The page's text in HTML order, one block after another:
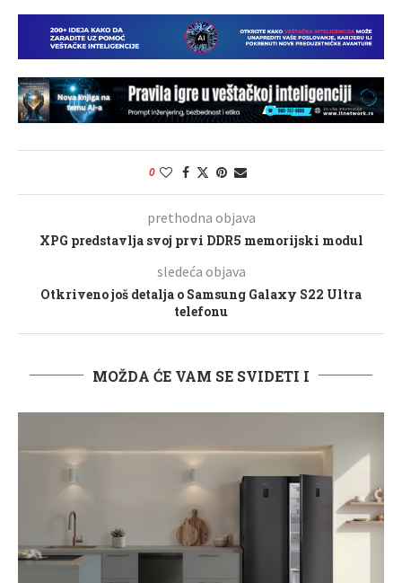
0
prethodna objava
XPG predstavlja svoj prvi DDR5 memorijski modul
sledeća objava
Otkriveno još detalja o Samsung Galaxy S22 Ultra
telefonu
MOŽDA ĆE VAM SE SVIDETI I